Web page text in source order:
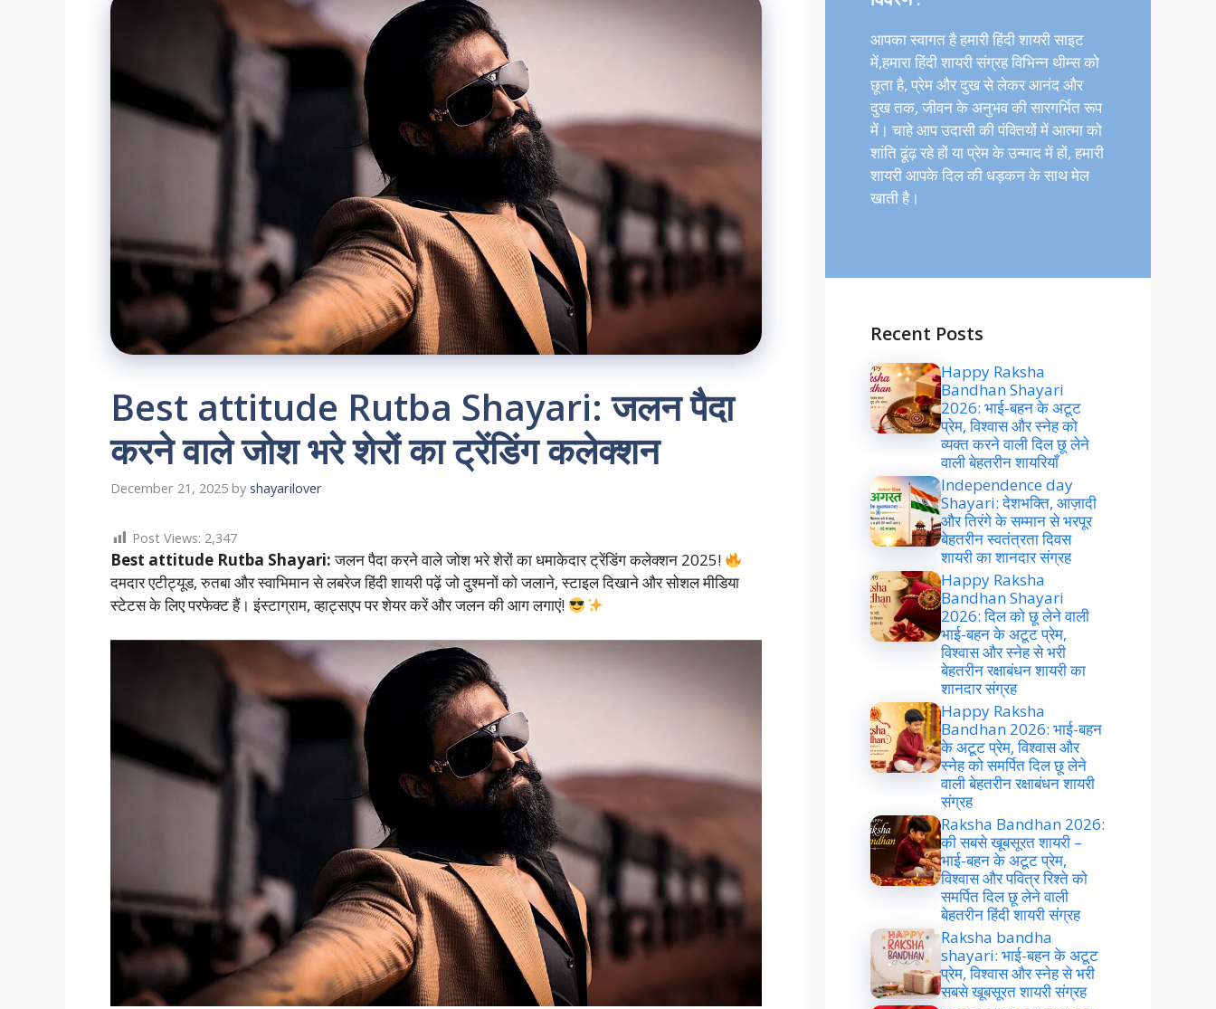
Best attitude Rutba Shayari: जलन पैदा
करने वाले जोश भरे शेरों का ट्रेंडिंग कलेक्शन
December 21, 2025 by shayarilover
Post Views: 2,347
Best attitude Rutba Shayari:जलन पैदा करने वाले जोश भरे शेरों का धमाकेदार ट्रेंडिंग कलेक्शन 2025!
दमदार एटीट्यूड, रुतबा और स्वाभिमान से लबरेज हिंदी शायरी पढ़ें जो दुश्मनों को जलाने, स्टाइल दिखाने और सोशल मीडिया
स्टेटस के लिए परफेक्ट हैं। इंस्टाग्राम, व्हाट्सएप पर शेयर करें और जलन की आग लगाएं!
आपका स्वागत है हमारी हिंदी शायरी साइट
में,हमारा हिंदी शायरी संग्रह विभिन्न थीम्स को
छूता है, प्रेम और दुख से लेकर आनंद और
दुख तक, जीवन के अनुभव की सारगर्भित रूप
में। चाहे आप उदासी की पंक्तियों में आत्मा को
शांति ढूंढ़ रहे हों या प्रेम के उन्माद में हों, हमारी
शायरी आपके दिल की धड़कन के साथ मेल
खाती है।
Recent Posts
Happy Raksha
Bandhan Shayari
2026: भाई-बहन के अटूट
प्रेम, विश्वास और स्नेह को
व्यक्त करने वाली दिल छू लेने
वाली बेहतरीन शायरियाँ
Independence day
Shayari: देशभक्ति, आज़ादी
और तिरंगे के सम्मान से भरपूर
बेहतरीन स्वतंत्रता दिवस
शायरी का शानदार संग्रह
Happy Raksha
Bandhan Shayari
2026: दिल को छू लेने वाली
भाई-बहन के अटूट प्रेम,
विश्वास और स्नेह से भरी
बेहतरीन रक्षाबंधन शायरी का
शानदार संग्रह
Happy Raksha
Bandhan 2026: भाई-बहन
के अटूट प्रेम, विश्वास और
स्नेह को समर्पित दिल छू लेने
वाली बेहतरीन रक्षाबंधन शायरी
संग्रह
Raksha Bandhan 2026:
की सबसे खूबसूरत शायरी –
भाई-बहन के अटूट प्रेम,
विश्वास और पवित्र रिश्ते को
समर्पित दिल छू लेने वाली
बेहतरीन हिंदी शायरी संग्रह
Raksha bandha
shayari: भाई-बहन के अटूट
प्रेम, विश्वास और स्नेह से भरी
सबसे खूबसूरत शायरी संग्रह